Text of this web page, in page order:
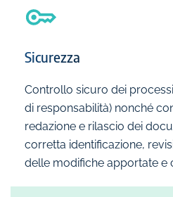
Sicurezza
Controllo sicuro dei
di responsabilità) nonché
redazione e rilascio dei
corretta identificazione,
delle modifiche apportate e